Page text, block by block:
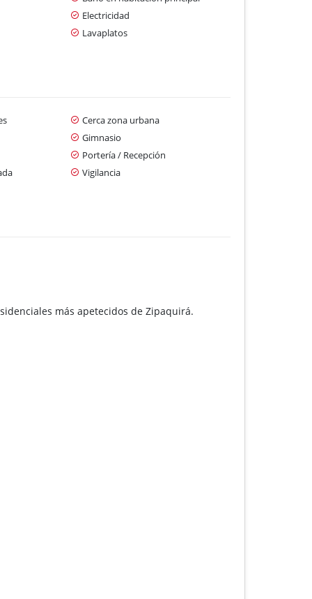
Electricidad
Lavaplatos
Cerca zona urbana
Gimnasio
Portería / Recepción
Vigilancia
más apetecidos de Zipaquirá.